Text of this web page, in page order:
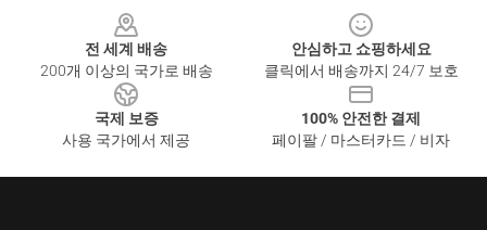
전 세계 배송
200개 이상의 국가로 배송
안심하고 쇼핑하세요
클릭에서 배송까지 24/7 보호
국제 보증
사용 국가에서 제공
100% 안전한 결제
페이팔 / 마스터카드 / 비자